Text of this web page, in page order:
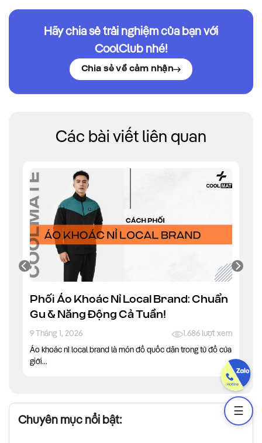
Hãy chia sẻ trải nghiệm của bạn với
CoolClub nhé!
Chia sẻ về cảm nhận
Các bài viết liên quan
Phối Áo Khoác Nỉ Local Brand: Chuẩn
Gu & Năng Động Cả Tuần!
9 Tháng 1, 2026 1.686 lượt xem
Áo khoác nỉ local brand là món đồ quốc dân trong tủ đồ của
giới...
Chuyên mục nổi bật:
☰